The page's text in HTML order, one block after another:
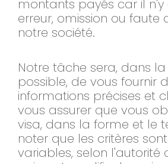
montants payés car il
erreur, omission ou faute
notre société.
Notre tâche sera, dans
possible, de vous fournir
informations précises et
vous assurer que vous
visa, dans la forme et le
noter que les critères
variables, selon l'autorité